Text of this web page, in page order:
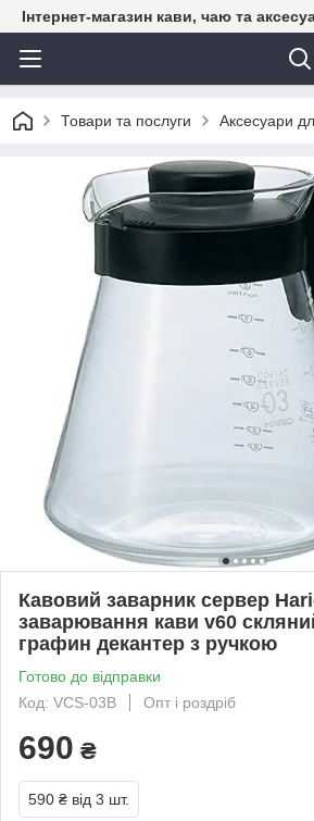
Інтернет-магазин кави, чаю та
Товари та послуги Аксесуари
Кавовий заварник сервер
заварювання кави v60
графин декантер з ручкою
Готово до відправки
Код: VCS-03B
Опт і роздріб
690 ₴
590 ₴ від 3 шт.